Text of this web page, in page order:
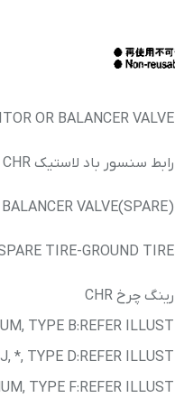
OR BALANCER VALVE
رابط سنسور باد لاستیک CHR
VALVE(SPARE)
TIRE-GROUND TIRE
رینگ چرخ CHR
TYPE B:REFER ILLUST.
*, TYPE D:REFER ILLUST.
TYPE F:REFER ILLUST.